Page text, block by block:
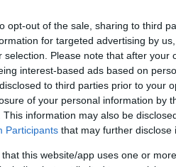
opt-out of the sale, sharing to third
for targeted advertising by
selection. Please note that after your
interest-based ads based on
to third parties prior to your
of your personal information by
This information may also be
Participants that may further disclose
that this website/app uses one or
SCHEVE 12.03.2026
må Kristine Stavås Skistad
en svenske. Denne gang på
etter en uvanlig dramatisk